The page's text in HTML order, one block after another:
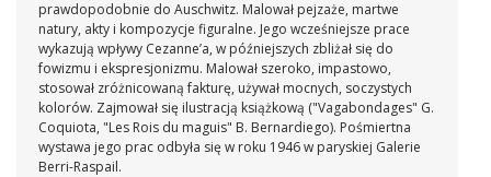
prawdopodobnie do Auschwitz. Malował pejzaże, martwe
natury, akty i kompozycje figuralne. Jego wcześniejsze prace
wykazują wpływy Cezanne’a, w późniejszych zbliżał się do
fowizmu i ekspresjonizmu. Malował szeroko, impastowo,
stosował zróżnicowaną fakturę, używał mocnych, soczystych
kolorów. Zajmował się ilustracją książkową ("Vagabondages" G.
Coquiota, "Les Rois du maguis" B. Bernardiego). Pośmiertna
wystawa jego prac odbyła się w roku 1946 w paryskiej Galerie
Berri-Raspail.